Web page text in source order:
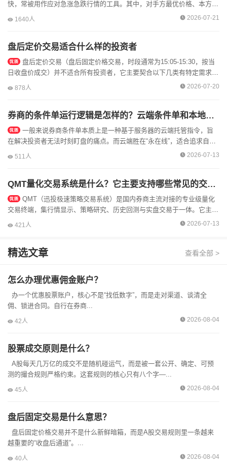
快，常被用作应对急涨急跌行情的工具。其中，对手方最优价格、本方最
优价格、最优5档即时成交剩余撤销、即时成交剩余撤销（IOC）​是最常
1640人 2026-07-21
盘后定价交易适合什么样的投资者
日收盘价成交）并不适合所有投资者，它主要契合以下几类有特定需求和
场景的投资者：1.白天无暇盯盘的上班族/职场人：这...
878人 2026-07-20
券商的条件单运行逻辑是怎样的？云端条件单和本地条件单有什么区别？
在解决投资者无法时刻盯盘的痛点。而云端胜在“永在线”，适合追求自动
化执行的投资者；本地胜在“隐私可控”，但需人工维护。以下一一说明条
511人 2026-07-13
QMT量化交易系统是什么？它主要支持哪些常见的交易策略？
交易终端，集行情显示、策略研究、历史回测与实盘交易于一体。它主要
面向有一定交易经验或编程基础的投资者，通过本地化运行Python或
421人 2026-07-13
精选文章 查看全部 >
怎么办理优惠佣金账户？
办一个优惠股票账户，核心不是“找低数字”，而是走对渠道、谈清全
佣、锁进合同。自行在券商...
42人 2026-08-04
股票成交原则是什么？
A股每天几万亿的成交不是随机碰运气，而是被一套公开、确定、可预
测的撮合规则严格约束。这套规则的核心只有八个字—...
45人 2026-08-04
盘后固定交易是什么意思？
盘后固定价格交易并不是什么新鲜暗箱，而是A股交易规则里一条越来
越重要的“收盘后通道”。...
40人 2026-08-04